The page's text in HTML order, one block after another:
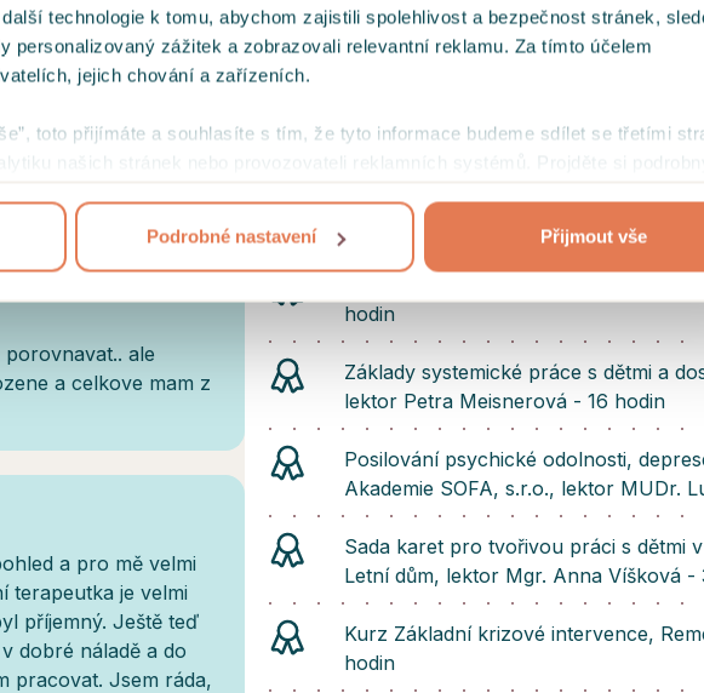
technologie k tomu, abychom zajistili spolehlivost a bezpečnost stránek,
personalizovaný zážitek a zobrazovali relevantní reklamu. Za tímto účelem
jejich chování a zařízeních.
toto přijímáte a souhlasíte s tím, že tyto informace budeme sdílet se třetími
našich stránek nebo provozovateli reklamních systémů. Projděte si podrobný
Podrobné nastavení Přijmout vše
je opravdu balzám
a
systematicky, a díky
cílem. Na
ale
a celkove mam z
a pro mě velmi
terapeutka je velmi
příjemný. Ještě teď
dobré náladě a do
pracovat. Jsem ráda,
Podpora dětí s náročným chováním
odborná společnost pro inkluzivní
Sandtray – základní kurz práce s
creative - 16 hodin
Sandtray III - osobní zdroje, Veronika
Úvod do mediace, Asociace
hodin
Základy systemické práce s dětmi a
lektor Petra Meisnerová - 16 hodin
Posilování psychické odolnosti,
Akademie SOFA, s.r.o., lektor MUDr.
Sada karet pro tvořivou práci s dětmi
Letní dům, lektor Mgr. Anna Víšková -
Kurz Základní krizové intervence,
hodin